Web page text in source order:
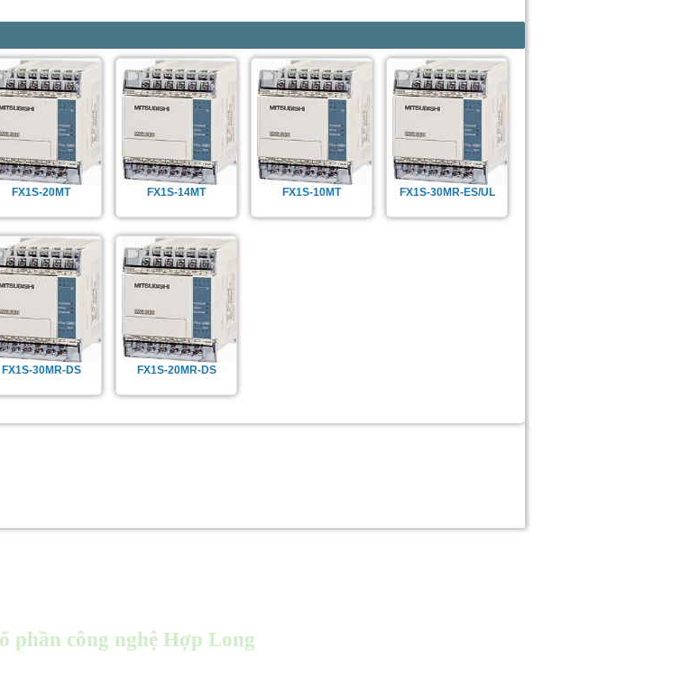
FX1S-20MT FX1S-14MT FX1S-10MT FX1S-30MR-ES/UL
FX1S-30MR-DS FX1S-20MR-DS
phần công nghệ Hợp Long